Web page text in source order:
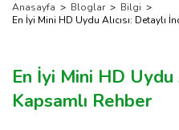
Anasayfa > Bloglar > Bilgi >
En İyi Mini HD Uydu Alıcısı: Detaylı
En İyi Mini HD Uydu
Kapsamlı Rehber